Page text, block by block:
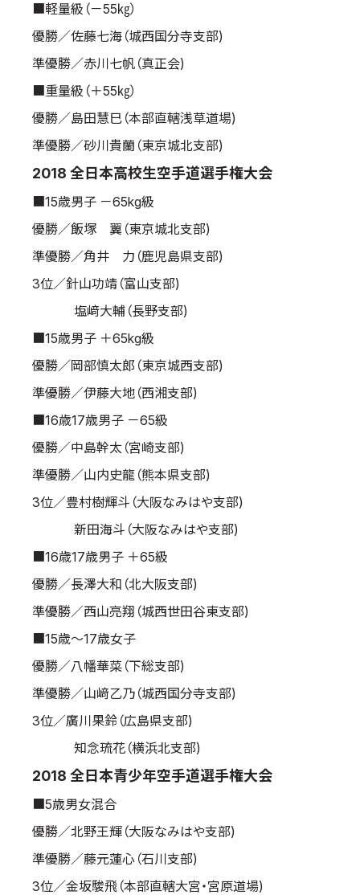
■軽量級（－55㎏）
優勝／佐藤七海（城西国分寺支部)
準優勝／赤川七帆（真正会)
■重量級（＋55㎏）
優勝／島田慧巳（本部直轄浅草道場)
準優勝／砂川貴蘭（東京城北支部)
2018 全日本高校生空手道選手権大会
■15歳男子 －65kg級
優勝／飯塚 翼（東京城北支部)
準優勝／角井 力（鹿児島県支部)
3位／針山功靖（富山支部)
塩﨑大輔（長野支部)
■15歳男子 ＋65kg級
優勝／岡部慎太郎（東京城西支部)
準優勝／伊藤大地（西湘支部)
■16歳17歳男子 －65級
優勝／中島幹太（宮崎支部)
準優勝／山内史龍（熊本県支部)
3位／豊村樹輝斗（大阪なみはや支部)
新田海斗（大阪なみはや支部)
■16歳17歳男子 ＋65級
優勝／長澤大和（北大阪支部)
準優勝／西山亮翔（城西世田谷東支部)
■15歳～17歳女子
優勝／八幡華菜（下総支部)
準優勝／山﨑乙乃（城西国分寺支部)
3位／廣川果鈴（広島県支部)
知念琉花（横浜北支部)
2018 全日本青少年空手道選手権大会
■5歳男女混合
優勝／北野王輝（大阪なみはや支部)
準優勝／藤元蓮心（石川支部)
3位／金坂駿飛（本部直轄大宮・宮原道場)